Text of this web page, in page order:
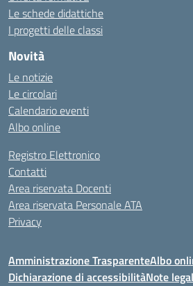
Le schede didattiche
I progetti delle classi
Novità
Le notizie
Le circolari
Calendario eventi
Albo online
Registro Elettronico
Contatti
Area riservata Docenti
Area riservata Personale ATA
Privacy
Amministrazione TrasparenteAlbo
Dichiarazione di accessibilitàNote